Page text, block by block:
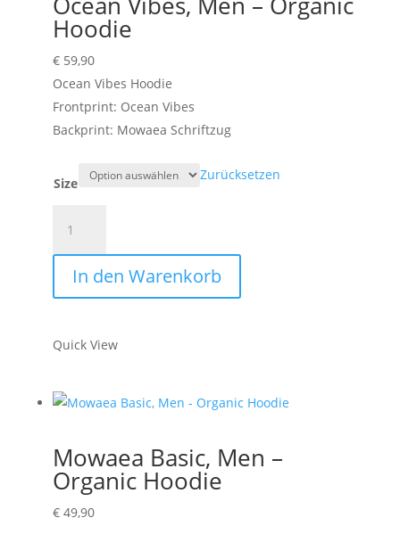
Hoodie
€59,90
Ocean Vibes Hoodie
Frontprint: Ocean Vibes
Backprint: Mowaea Schriftzug
Size
Zurücksetzen
Vibes,
Men
Menge
In den Warenkorb
Quick View
Mowaea Basic, Men –
Organic Hoodie
€49,90